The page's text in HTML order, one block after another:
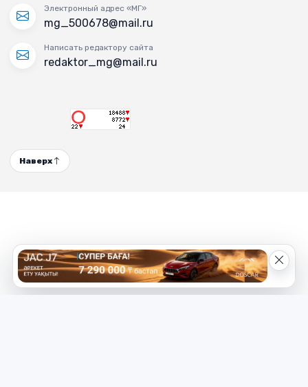
Электронный адрес «МГ»
mg_500678@mail.ru
Написать редактору сайта
redaktor_mg@mail.ru
Наверх